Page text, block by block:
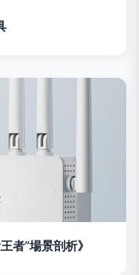
者”場景剖析》